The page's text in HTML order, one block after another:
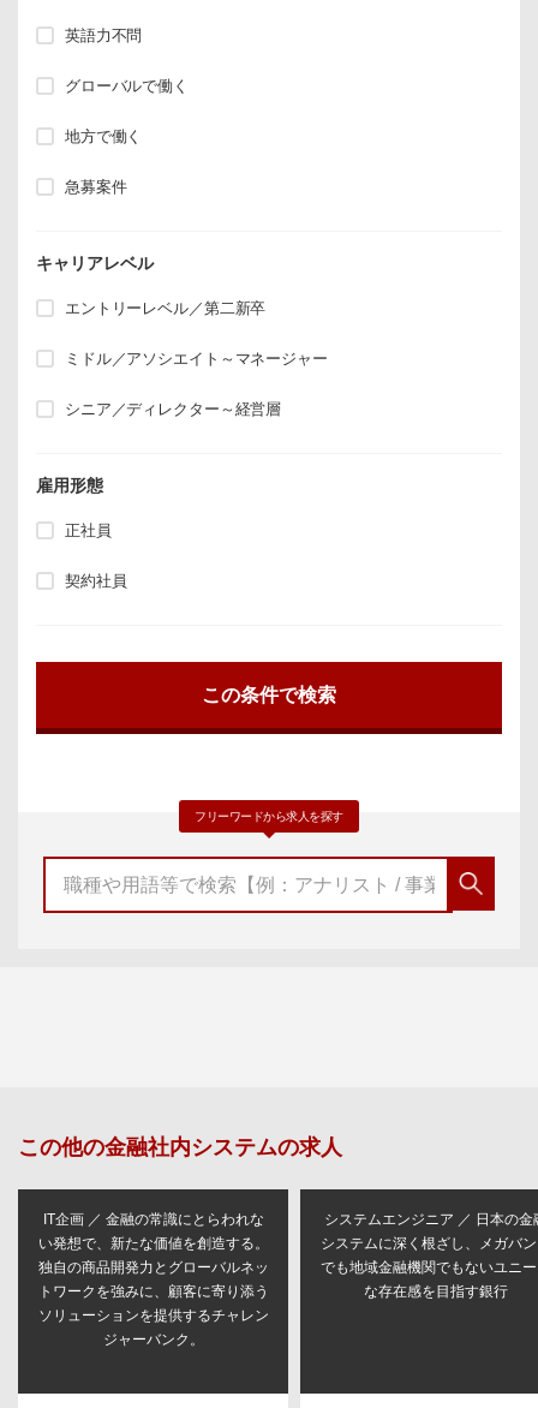
英語力不問
グローバルで働く
地方で働く
急募案件
キャリアレベル
エントリーレベル／第二新卒
ミドル／アソシエイト～マネージャー
シニア／ディレクター～経営層
雇用形態
正社員
契約社員
フリーワードから求人を探す
この他の金融社内システムの求人
IT企画 ／ 金融の常識にとらわれな
い発想で、新たな価値を創造する。
独自の商品開発力とグローバルネッ
トワークを強みに、顧客に寄り添う
ソリューションを提供するチャレン
ジャーバンク。
システムエンジニア ／ 日本の金
システムに深く根ざし、メガバ
でも地域金融機関でもないユニ
な存在感を目指す銀行